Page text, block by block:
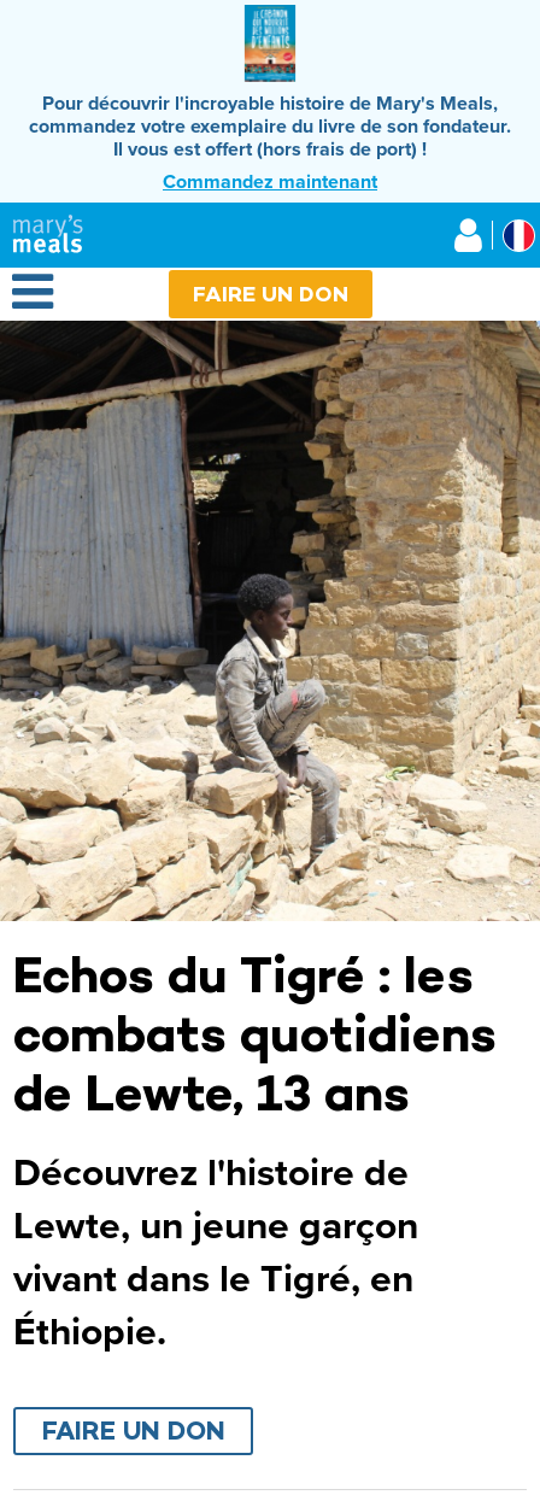
Pour découvrir l'incroyable histoire de Mary's Meals,
commandez votre exemplaire du livre de son fondateur.
Il vous est offert (hors frais de port) !
Commandez maintenant
Mary's Meals
Open Menu FAIRE UN DON
Echos du Tigré : les
combats quotidiens
de Lewte, 13 ans
Découvrez l'histoire de
Lewte, un jeune garçon
vivant dans le Tigré, en
Éthiopie.
FAIRE UN DON